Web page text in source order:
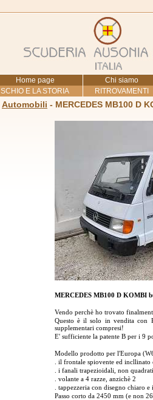
Home page
Chi siamo
SCHIO E LA STORIA
RITROVAMENTI
Automobili - MERCEDES MB100 D
MERCEDES MB100 D KOMBI
Vendo perchè ho trovato
Questo è il solo in vendita con
supplementari compresi!
E' sufficiente la patente B per i 9
Modello prodotto per l'Europa
. il frontale spiovente ed incllinato
. i fanali trapezioidali, non quadrati
. volante a 4 razze, anzichè 2
. tappezzeria con disegno chiaro
Passo corto da 2450 mm (e non